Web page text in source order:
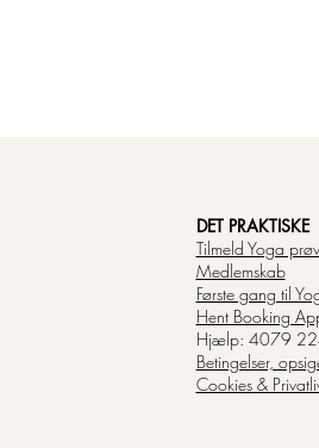
DET PRAKTISKE
Tilmeld Yoga
Medlemskab
Første gang til
Hent Booking
Hjælp: 4079
Betingelser,
Cookies &